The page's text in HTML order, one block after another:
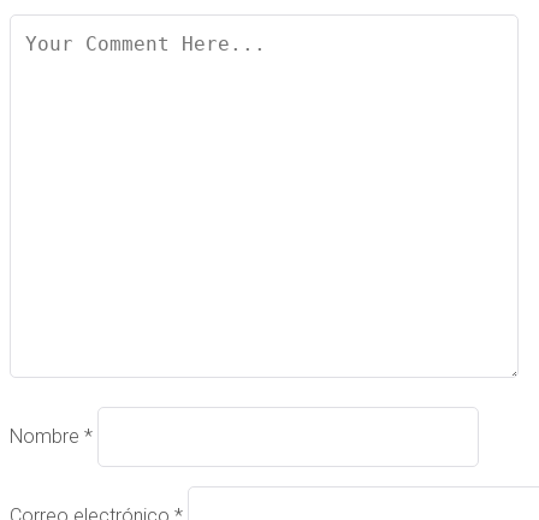
Nombre *